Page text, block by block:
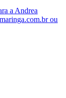
a Andrea
ou